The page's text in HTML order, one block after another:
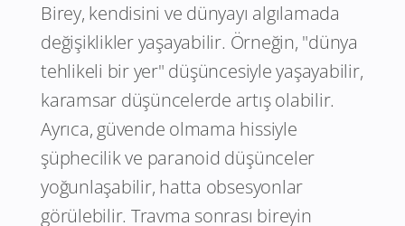
Birey, kendisini ve dünyayı algılamada
değişiklikler yaşayabilir. Örneğin, "dünya
tehlikeli bir yer" düşüncesiyle yaşayabilir,
karamsar düşüncelerde artış olabilir.
Ayrıca, güvende olmama hissiyle
şüphecilik ve paranoid düşünceler
yoğunlaşabilir, hatta obsesyonlar
görülebilir. Travma sonrası bireyin